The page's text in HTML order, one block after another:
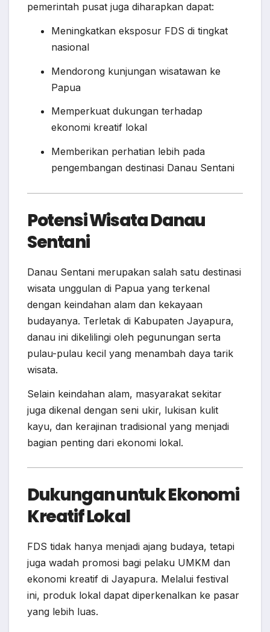
pemerintah pusat juga diharapkan dapat:
Meningkatkan eksposur FDS di tingkat
nasional
Mendorong kunjungan wisatawan ke
Papua
Memperkuat dukungan terhadap
ekonomi kreatif lokal
Memberikan perhatian lebih pada
pengembangan destinasi Danau Sentani
Potensi Wisata Danau
Sentani
Danau Sentani merupakan salah satu destinasi
wisata unggulan di Papua yang terkenal
dengan keindahan alam dan kekayaan
budayanya. Terletak di Kabupaten Jayapura,
danau ini dikelilingi oleh pegunungan serta
pulau-pulau kecil yang menambah daya tarik
wisata.
Selain keindahan alam, masyarakat sekitar
juga dikenal dengan seni ukir, lukisan kulit
kayu, dan kerajinan tradisional yang menjadi
bagian penting dari ekonomi lokal.
Dukungan untuk Ekonomi
Kreatif Lokal
FDS tidak hanya menjadi ajang budaya, tetapi
juga wadah promosi bagi pelaku UMKM dan
ekonomi kreatif di Jayapura. Melalui festival
ini, produk lokal dapat diperkenalkan ke pasar
yang lebih luas.